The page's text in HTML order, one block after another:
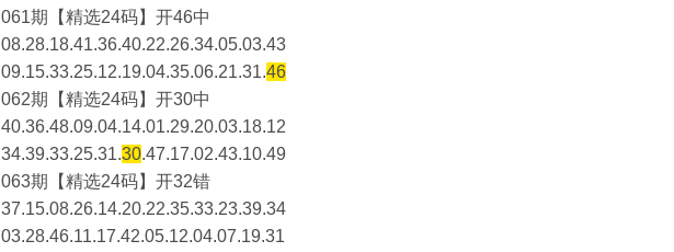
061期【精选24码】开46中
08.28.18.41.36.40.22.26.34.05.03.43
09.15.33.25.12.19.04.35.06.21.31.46
062期【精选24码】开30中
40.36.48.09.04.14.01.29.20.03.18.12
34.39.33.25.31.30.47.17.02.43.10.49
063期【精选24码】开32错
37.15.08.26.14.20.22.35.33.23.39.34
03.28.46.11.17.42.05.12.04.07.19.31